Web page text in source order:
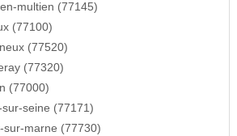
multien (77145)
(77100)
(77520)
(77320)
(77000)
seine (77171)
sur-marne (77730)